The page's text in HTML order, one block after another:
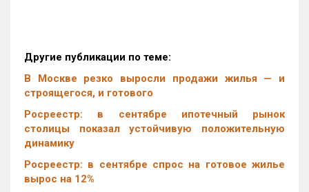
Другие публикации по теме:
В Москве резко выросли продажи жилья — и
строящегося, и готового
Росреестр: в сентябре ипотечный рынок
столицы показал устойчивую положительную
динамику
Росреестр: в сентябре спрос на готовое жилье
вырос на 12%